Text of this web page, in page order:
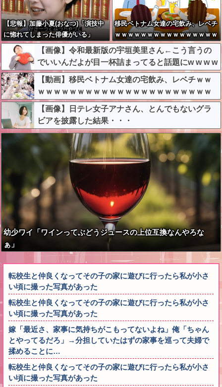
【悲報】加藤小夏(おなつ)「演技中
に惚れてしまった俳優がいる」
移民ベトナム女達の宅飲み、レベチ
ｗｗｗｗｗｗｗｗｗｗｗｗｗｗｗｗ
ｗｗｗｗｗｗｗｗ
【画像】令和最新版の宇垣美里さん←こう言うの
でいいんだよが目一杯詰まってると話題にw w w w
w w w w w
【動画】移民ベトナム女達の宅飲み、レベチｗｗ
ｗｗｗｗｗｗｗｗｗｗｗｗｗｗｗｗｗｗｗｗｗｗ
【画像】日テレ女子アナさん、とんでもないグラ
ビアを披露した結果・・・
幼少ワイ「ワインってぶどうジュースの上位互換なんやろな
ぁ」
転校生と仲良くなってその子の家に遊びに行ったら私が小さ
い頃に撮った写真があった
転校生と仲良くなってその子の家に遊びに行ったら私が小さ
い頃に撮った写真があった
嫁「最近さ、家事に気持ちがこもってないよね」俺「ちゃん
とやってるだろ」→分担していたはずの家事を巡って夫婦で
揉めることに…
転校生と仲良くなってその子の家に遊びに行ったら私が小さ
い頃に撮った写真があった